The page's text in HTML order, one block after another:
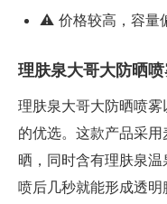
⚠️ 价格较高，容量
理肤泉大哥大防晒
理肤泉大哥大防晒喷
的优选。这款产品采
晒，同时含有理肤泉温
喷后几秒就能形成透